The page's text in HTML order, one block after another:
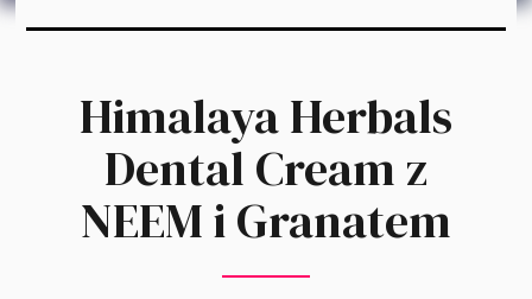
Himalaya Herbals
Dental Cream z
NEEM i Granatem